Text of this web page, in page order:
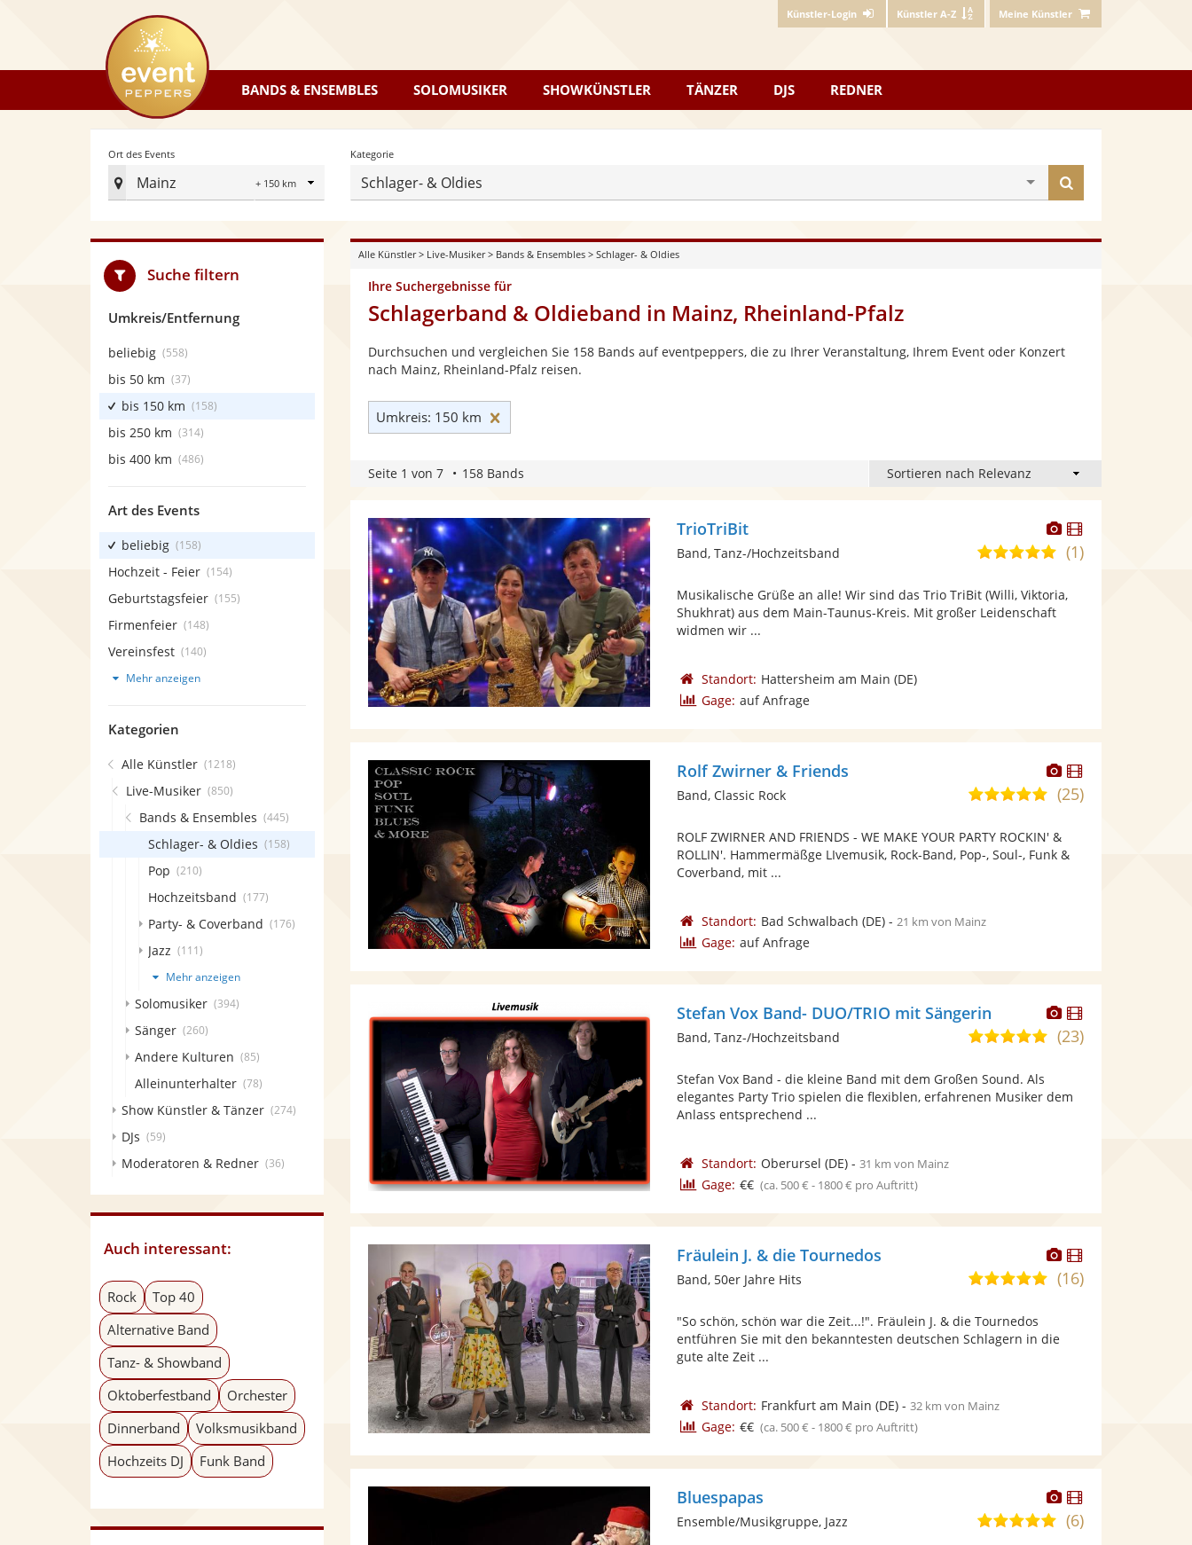
Künstler-Login Künstler A-Z Meine Künstler
eventpeppers
BANDS & ENSEMBLES SOLOMUSIKER SHOWKÜNSTLER TÄNZER DJS REDNER
Ort des Events
Mainz
Radius
Ort
Events
festlegen
Kategorie
Schlager- & Oldies
finden
Alle Künstler> Live-Musiker> Bands & Ensembles> Schlager- & Oldies
Ihre Suchergebnisse für
Schlagerband & Oldieband in Mainz, Rheinland-Pfalz
Durchsuchen und vergleichen Sie 158 Bands auf eventpeppers, die zu Ihrer Veranstaltung, Ihrem Event oder Konzert
nach Mainz, Rheinland-Pfalz reisen.
Umkreis: 150 km
Seite 1 von 7 158 Bands
Dieser
Künstler
stellt
bereit.
Dieser
Künstler
TrioTriBit
5,0
5
Sternen
(1)
Band, Tanz-/Hochzeitsband
Musikalische Grüße an alle! Wir sind das Trio TriBit (Willi, Viktoria,
Shukhrat) aus dem Main-Taunus-Kreis. Mit großer Leidenschaft
widmen wir ...
Standort: Hattersheim am Main (DE)
Gage: auf Anfrage
Dieser
Künstler
stellt
bereit.
Dieser
Künstler
Rolf Zwirner & Friends
5,0
5
Sternen
(25)
Band, Classic Rock
ROLF ZWIRNER AND FRIENDS - WE MAKE YOUR PARTY ROCKIN' &
ROLLIN'. Hammermäßge LIvemusik, Rock-Band, Pop-, Soul-, Funk &
Coverband, mit ...
Standort: Bad Schwalbach (DE)- 21 km von Mainz
Gage: auf Anfrage
Dieser
Künstler
stellt
Dieser
Künstler
Stefan Vox Band- DUO/TRIO mit Sängerin
5,0
Sternen
(23)
Band, Tanz-/Hochzeitsband
Stefan Vox Band - die kleine Band mit dem Großen Sound. Als
elegantes Party Trio spielen die flexiblen, erfahrenen Musiker dem
Anlass entsprechend ...
Standort: Oberursel (DE)- 31 km von Mainz
Gage: €€ (ca. 500 € - 1800 € pro Auftritt)
Dieser
Künstler
stellt
Dieser
Künstler
Fräulein J. & die Tournedos
5,0
Sternen
(16)
Band, 50er Jahre Hits
"So schön, schön war die Zeit...!". Fräulein J. & die Tournedos
entführen Sie mit den bekanntesten deutschen Schlagern in die
gute alte Zeit ...
Standort: Frankfurt am Main (DE)- 32 km von Mainz
Gage: €€ (ca. 500 € - 1800 € pro Auftritt)
Dieser
Künstler
stellt
Dieser
Künstler
Bluespapas
5,0(6)
Ensemble/Musikgruppe, Jazz
Suche filtern
Umkreis/Entfernung
beliebig (558)
bis 50 km (37)
bis 150 km (158)
bis 250 km (314)
bis 400 km (486)
Art des Events
beliebig (158)
Hochzeit - Feier (154)
Geburtstagsfeier (155)
Firmenfeier (148)
Vereinsfest (140)
Mehr anzeigen
Kategorien
Alle Künstler (1218)
Live-Musiker (850)
Bands & Ensembles (445)
Schlager- & Oldies (158)
Pop (210)
Hochzeitsband (177)
Party- & Coverband (176)
Jazz (111)
Mehr anzeigen
Solomusiker (394)
Sänger (260)
Andere Kulturen (85)
Alleinunterhalter (78)
Show Künstler & Tänzer (274)
DJs (59)
Moderatoren & Redner (36)
Auch interessant:
Rock
Top 40
Alternative Band
Tanz- & Showband
Oktoberfestband
Orchester
Dinnerband
Volksmusikband
Hochzeits DJ
Funk Band